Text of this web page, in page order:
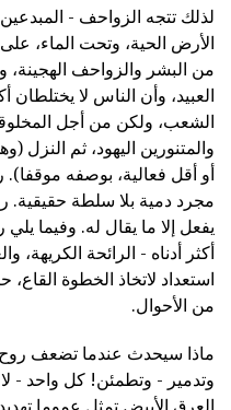
لذلك تتجه الزواحف -
الأرض الحية، وتحت الماء،
من البشر والزواحف الهجينة،
العبيد، وأن الناس لا
الشعب، ولكن من أجل
والمتنورين اليهود، ثم النزل
أو أقل فعالية، بوصفه موقفا).
مجرد دمية بلا سلطة حقيقية.
يفعل إلا ما يقال له. وفيما
أكثر أدناه - الرائحة الكريهة،
استعداد لاتخاذ الخطوة
من الأحوال.
ماذا سيحدث عندما تضعف
وتدمير - وتطمئن! كل واحد -